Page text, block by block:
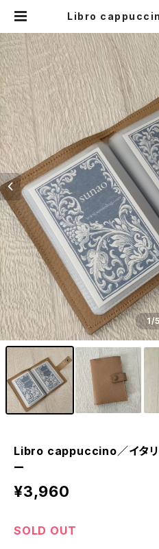
Libro
手仕事 ハンドメ
1/
Libro cappuccino／イタリ
ー
¥3,960
SOLD OUT